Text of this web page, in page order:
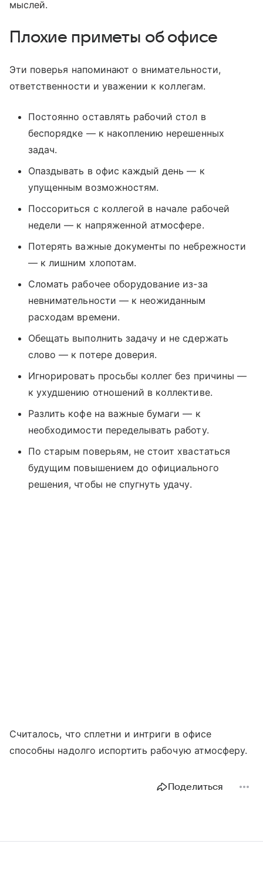
мыслей.
Плохие приметы об офисе
Эти поверья напоминают о внимательности,
ответственности и уважении к коллегам.
Постоянно оставлять рабочий стол в
беспорядке — к накоплению нерешенных
задач.
Опаздывать в офис каждый день — к
упущенным возможностям.
Поссориться с коллегой в начале рабочей
недели — к напряженной атмосфере.
Потерять важные документы по небрежности
— к лишним хлопотам.
Сломать рабочее оборудование из-за
невнимательности — к неожиданным
расходам времени.
Обещать выполнить задачу и не сдержать
слово — к потере доверия.
Игнорировать просьбы коллег без причины —
к ухудшению отношений в коллективе.
Разлить кофе на важные бумаги — к
необходимости переделывать работу.
По старым поверьям, не стоит хвастаться
будущим повышением до официального
решения, чтобы не спугнуть удачу.
Считалось, что сплетни и интриги в офисе
способны надолго испортить рабочую атмосферу.
Поделиться